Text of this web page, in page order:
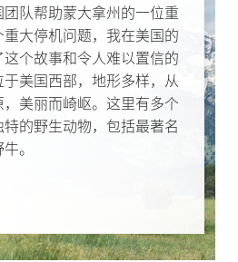
队帮助蒙大拿州的一位重
大停机问题，我在美国的
个故事和令人难以置信的
美国西部，地形多样，从
美丽而崎岖。这里有多个
的野生动物，包括最著名
。